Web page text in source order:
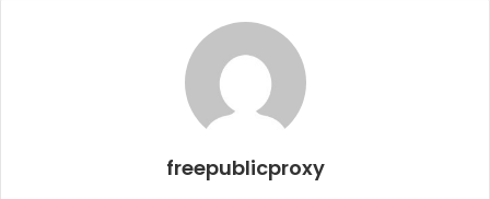
freepublicproxy